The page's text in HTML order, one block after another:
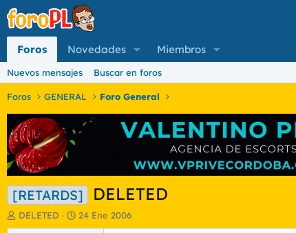
Foros Novedades Miembros
Nuevos mensajes Buscar en foros
Foros GENERAL Foro General
[RETARDS] DELETED
I
n
DELETED
F
e
24 Ene 2006